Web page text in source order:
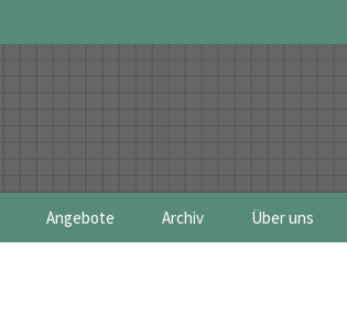
Angebote Archiv Über uns